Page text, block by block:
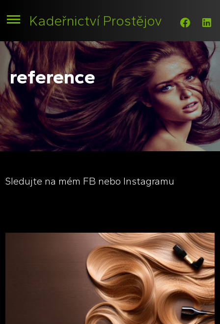
Kadeřnictví Prostějov
reference
Sledujte na mém FB nebo Instagramu